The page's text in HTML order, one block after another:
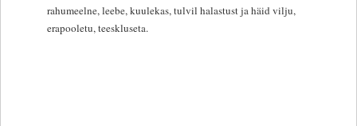
rahumeelne, leebe, kuulekas, tulvil halastust ja häid vilju,
erapooletu, teeskluseta.